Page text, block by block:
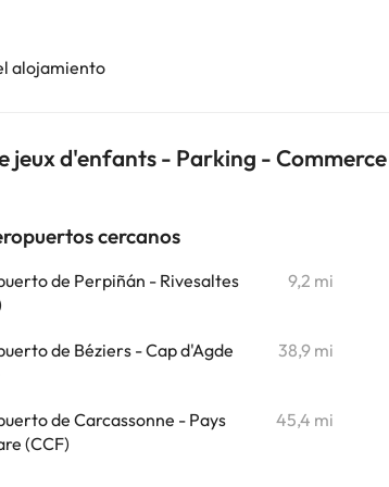
alojamiento
jeux d'enfants - Parking -
cercanos
de Perpiñán - Rivesaltes
9,2 mi
de Béziers - Cap d'Agde
38,9 mi
de Carcassonne - Pays
(CCF)
45,4 mi